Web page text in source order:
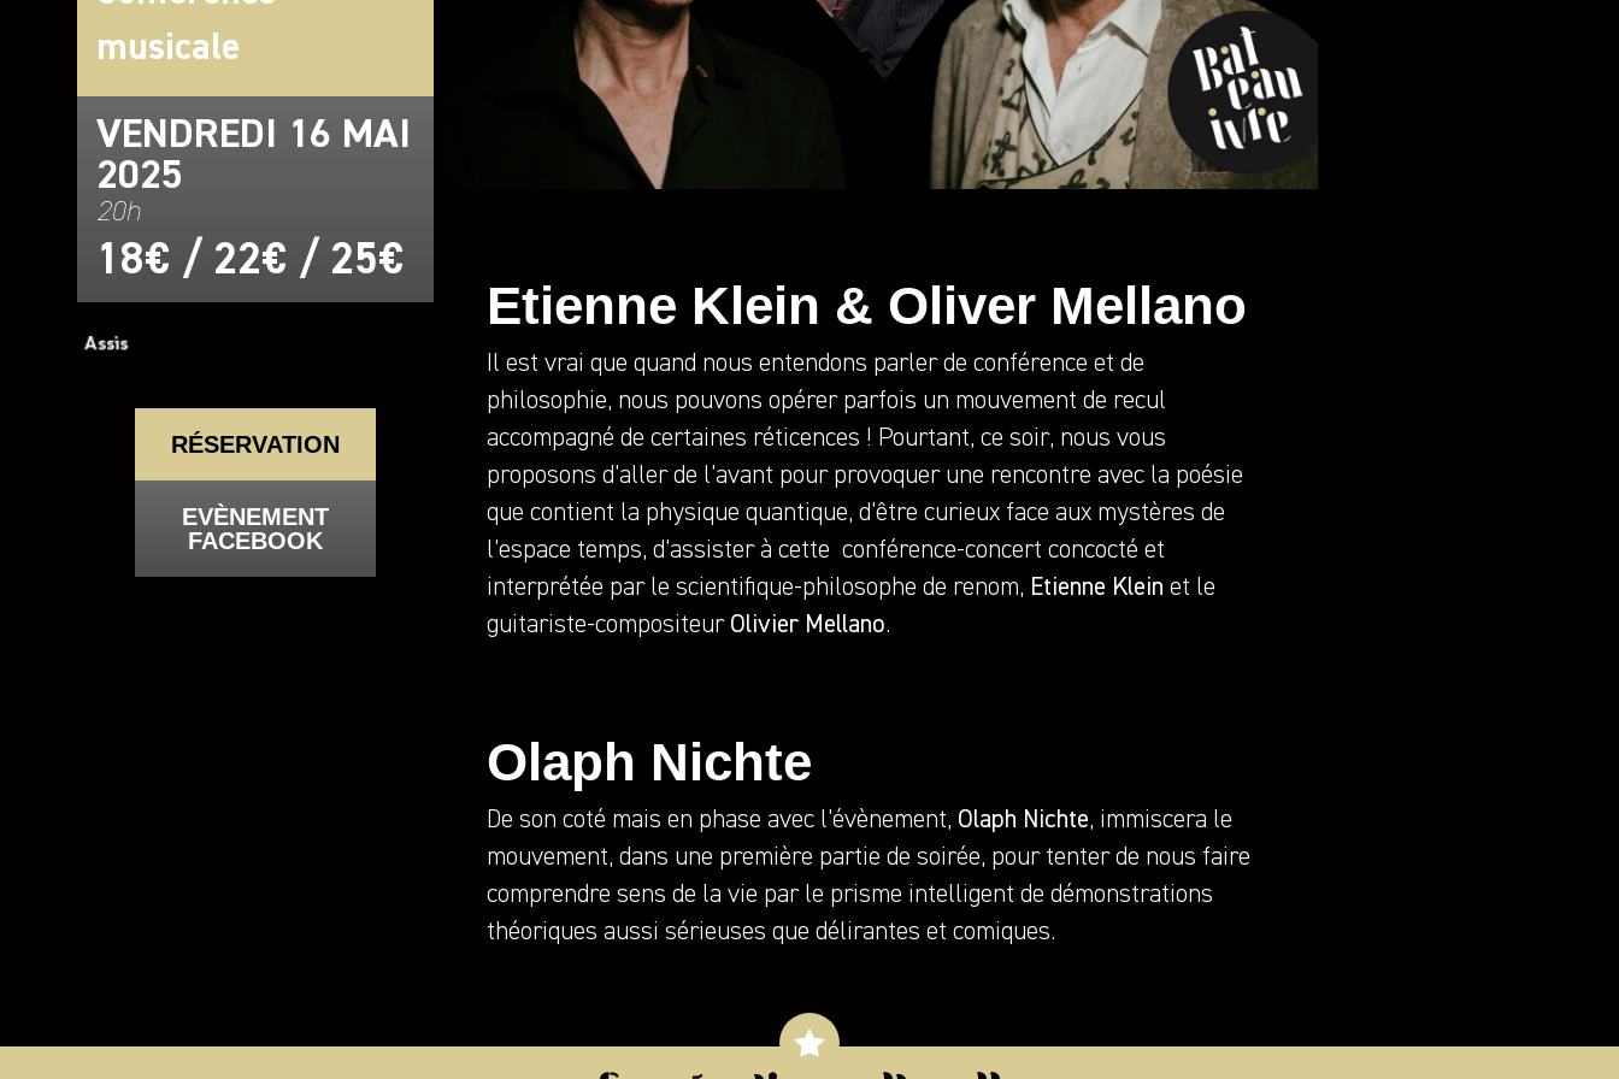
musicale
VENDREDI 16 MAI
2025
20h
18€ / 22€ / 25€
RÉSERVATION
EVÈNEMENT
FACEBOOK
Etienne Klein & Oliver Mellano
Il est vrai que quand nous entendons parler de conférence et de
philosophie, nous pouvons opérer parfois un mouvement de recul
accompagné de certaines réticences ! Pourtant, ce soir, nous vous
proposons d’aller de l’avant pour provoquer une rencontre avec la poésie
que contient la physique quantique, d’être curieux face aux mystères de
l’espace temps, d’assister à cette conférence-concert concocté et
interprétée par le scientifique-philosophe de renom, Etienne Klein et le
guitariste-compositeur Olivier Mellano.
Olaph Nichte
De son coté mais en phase avec l’évènement, Olaph Nichte, immiscera le
mouvement, dans une première partie de soirée, pour tenter de nous faire
comprendre sens de la vie par le prisme intelligent de démonstrations
théoriques aussi sérieuses que délirantes et comiques.